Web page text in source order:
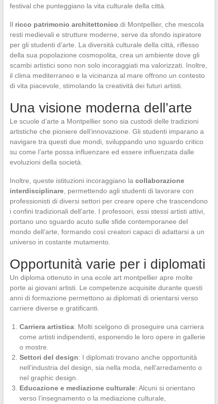
festival che punteggiano la vita culturale della città.
Il ricco patrimonio architettonico di Montpellier, che mescola
resti medievali e strutture moderne, serve da sfondo ispiratore
per gli studenti d’arte. La diversità culturale della città, riflesso
della sua popolazione cosmopolita, crea un ambiente dove gli
scambi artistici sono non solo incoraggiati ma valorizzati. Inoltre,
il clima mediterraneo e la vicinanza al mare offrono un contesto
di vita piacevole, stimolando la creatività dei futuri artisti.
Una visione moderna dell’arte
Le scuole d’arte a Montpellier sono sia custodi delle tradizioni
artistiche che pioniere dell’innovazione. Gli studenti imparano a
navigare tra questi due mondi, sviluppando uno sguardo critico
su come l’arte possa influenzare ed essere influenzata dalle
evoluzioni della società.
Inoltre, queste istituzioni incoraggiano la collaborazione
interdisciplinare, permettendo agli studenti di lavorare con
professionisti di diversi settori per creare opere che trascendono
i confini tradizionali dell’arte. I professori, essi stessi artisti attivi,
portano uno sguardo acuto sulle sfide contemporanee del
mondo dell’arte, formando così creatori capaci di adattarsi a un
universo in costante mutamento.
Opportunità varie per i diplomati
Un diploma ottenuto in una ecole art montpellier apre molte
porte ai giovani artisti. Le competenze acquisite durante questi
anni di formazione permettono ai diplomati di orientarsi verso
carriere diverse e gratificanti.
Carriera artistica: Molti scelgono di proseguire una carriera
come artisti indipendenti, esponendo le loro opere in gallerie
o mostre.
Settori del design: I diplomati trovano anche opportunità
nell’industria del design, sia nella moda, nell’arredamento o
nel graphic design.
Educazione e mediazione culturale: Alcuni si orientano
verso l’insegnamento o la mediazione culturale,